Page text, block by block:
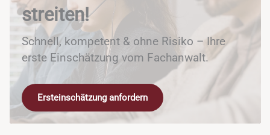
streiten!
Schnell, kompetent & ohne Risiko – Ihre
erste Einschätzung vom Fachanwalt.
Ersteinschätzung anfordern